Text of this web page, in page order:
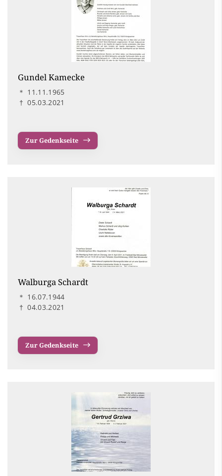
Gundel Kamecke
＊ 11.11.1965
† 05.03.2021
Zur Gedenkseite
Walburga Schardt
＊ 16.07.1944
† 04.03.2021
Zur Gedenkseite